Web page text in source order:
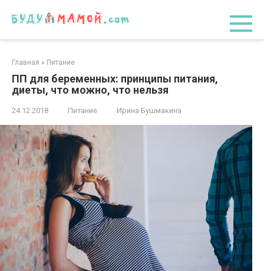
Главная » Питание
ПП для беременных: принципы питания,
диеты, что можно, что нельзя
24.12.2018 Питание Ирина Бушмакина